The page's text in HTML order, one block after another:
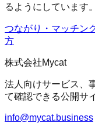
るようにしています。
つながり・マッチン
方
株式会社Mycat
法人向けサービス、
て確認できる公開サ
info@mycat.business